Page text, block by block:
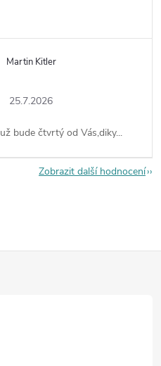
Martin Kitler
25.7.2026
bude čtvrtý od Vás,diky...
Zobrazit další hodnocení